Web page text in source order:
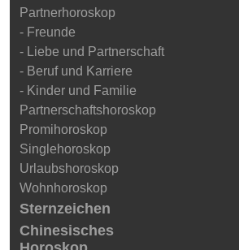
Partnerhoroskop
- Freunde
- Liebe und Partnerschaft
- Beruf und Karriere
- Kinder und Familie
Partnerschaftshoroskop
Promihoroskop
Singlehoroskop
Urlaubshoroskop
Wohnhoroskop
Sternzeichen
Chinesisches